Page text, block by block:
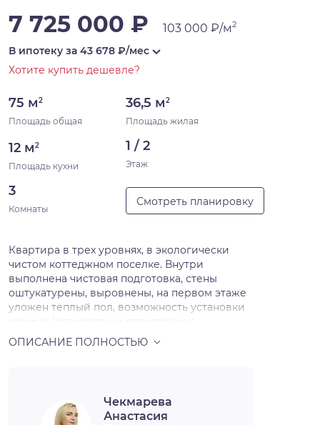
7 725 000 ₽ 103 000 ₽/м2
В ипотеку за 43 678 ₽/мес
Хотите купить дешевле?
75 м2
Площадь общая
36,5 м2
Площадь жилая
12 м2
Площадь кухни
1 / 2
Этаж
3
Комнаты
Смотреть планировку
Квартира в трех уровнях, в экологически
чистом коттеджном поселке. Внутри
выполнена чистовая подготовка, стены
оштукатурены, выровнены, на первом этаже
уложен теплый пол, возможность установки
отоплению и горячему водоснабжению
газовый котел. Центральное водоснабжение
имеющуюся площадь. К квартире
прилагается участок земли. На территории
Чекмарева
Анастасия